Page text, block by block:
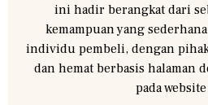
ini hadir berangkat dari
kemampuan yang
individu pembeli, dengan
dan hemat berbasis halaman
pada